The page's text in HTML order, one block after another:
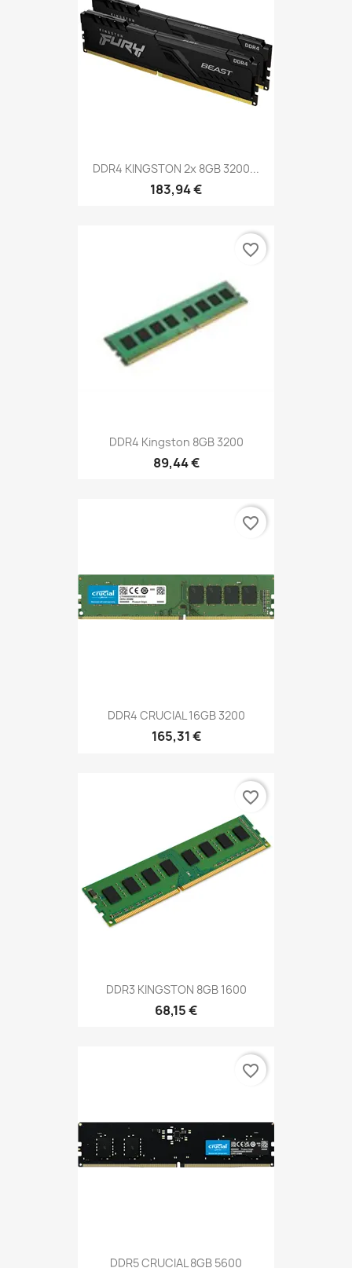
DDR4 KINGSTON 2x 8GB 3200...
183,94 €
DDR4 Kingston 8GB 3200
89,44 €
favorite_border
DDR4 CRUCIAL 16GB 3200
165,31 €
favorite_border
DDR3 KINGSTON 8GB 1600
68,15 €
favorite_border
DDR5 CRUCIAL 8GB 5600
favorite_border